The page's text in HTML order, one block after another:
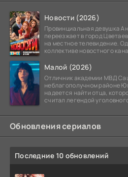
Новости (2026)
Провинциальная девушка
переезжает в город
на местное телевидение.
коллективе новостного
Малой (2026)
Отличник академии МВД
неблагополучном районе
надеется найти отца,
считал легендой
Обновления сериалов
Последние 10 обновлений